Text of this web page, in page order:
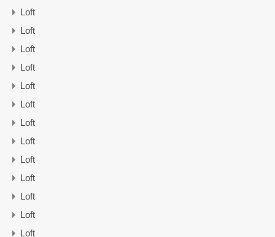
Loft
Loft
Loft
Loft
Loft
Loft
Loft
Loft
Loft
Loft
Loft
Loft
Loft